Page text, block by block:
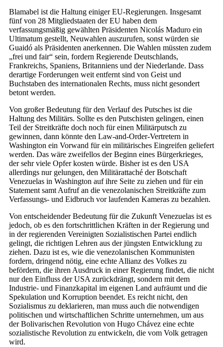
Blamabel ist die Haltung einiger EU-Regierungen. Insgesamt
fünf von 28 Mitgliedstaaten der EU haben dem
verfassungsmäßig gewählten Präsidenten Nicolás Maduro ein
Ultimatum gestellt, Neuwahlen auszurufen, sonst würden sie
Guaidó als Präsidenten anerkennen. Die Wahlen müssten zudem
„frei und fair“ sein, fordern Regierende Deutschlands,
Frankreichs, Spaniens, Britanniens und der Niederlande. Dass
derartige Forderungen weit entfernt sind von Geist und
Buchstaben des internationalen Rechts, muss nicht gesondert
betont werden.
Von großer Bedeutung für den Verlauf des Putsches ist die
Haltung des Militärs. Sollte es den Putschisten gelingen, einen
Teil der Streitkräfte doch noch für einen Militärputsch zu
gewinnen, dann könnte den Law-and-Order-Vertretern in
Washington ein Vorwand für ein militärisches Eingreifen geliefert
werden. Das wäre zweifellos der Beginn eines Bürgerkrieges,
der sehr viele Opfer kosten würde. Bisher ist es den USA
allerdings nur gelungen, den Militärattaché der Botschaft
Venezuelas in Washington auf ihre Seite zu ziehen und für ein
Statement samt Aufruf an die venezolanischen Streitkräfte zum
Verfassungs- und Eidbruch vor laufenden Kameras zu bezahlen.
Von entscheidender Bedeutung für die Zukunft Venezuelas ist es
jedoch, ob es den fortschrittlichen Kräften in der Regierung und
in der regierenden Vereinigten Sozialistischen Partei endlich
gelingt, die richtigen Lehren aus der jüngsten Entwicklung zu
ziehen. Dazu ist es, wie die venezolanischen Kommunisten
fordern, dringend nötig, eine echte Allianz des Volkes zu
befördern, die ihren Ausdruck in einer Regierung findet, die nicht
nur den Einfluss der USA zurückdrängt, sondern mit dem
Industrie- und Finanzkapital im eigenen Land aufräumt und die
Spekulation und Korruption beendet. Es reicht nicht, den
Sozialismus zu deklarieren, man muss auch die notwendigen
politischen und wirtschaftlichen Schritte unternehmen, um aus
der Bolivarischen Revolution von Hugo Chávez eine echte
sozialistische Revolution zu entwickeln, die vom Volk getragen
wird.